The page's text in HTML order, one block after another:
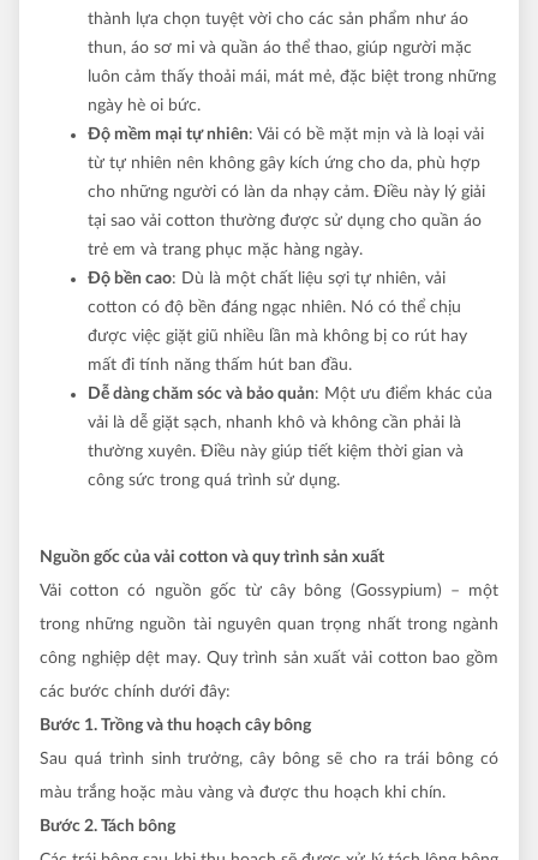
thành lựa chọn tuyệt vời cho các sản phẩm như áo
thun, áo sơ mi và quần áo thể thao, giúp người mặc
luôn cảm thấy thoải mái, mát mẻ, đặc biệt trong những
ngày hè oi bức.
Độ mềm mại tự nhiên: Vải có bề mặt mịn và là loại vải
từ tự nhiên nên không gây kích ứng cho da, phù hợp
cho những người có làn da nhạy cảm. Điều này lý giải
tại sao vải cotton thường được sử dụng cho quần áo
trẻ em và trang phục mặc hàng ngày.
Độ bền cao: Dù là một chất liệu sợi tự nhiên, vải
cotton có độ bền đáng ngạc nhiên. Nó có thể chịu
được việc giặt giũ nhiều lần mà không bị co rút hay
mất đi tính năng thấm hút ban đầu.
Dễ dàng chăm sóc và bảo quản: Một ưu điểm khác của
vải là dễ giặt sạch, nhanh khô và không cần phải là
thường xuyên. Điều này giúp tiết kiệm thời gian và
công sức trong quá trình sử dụng.
Nguồn gốc của vải cotton và quy trình sản xuất
Vải cotton có nguồn gốc từ cây bông (Gossypium) – một
trong những nguồn tài nguyên quan trọng nhất trong ngành
công nghiệp dệt may. Quy trình sản xuất vải cotton bao gồm
các bước chính dưới đây:
Bước 1. Trồng và thu hoạch cây bông
Sau quá trình sinh trưởng, cây bông sẽ cho ra trái bông có
màu trắng hoặc màu vàng và được thu hoạch khi chín.
Bước 2. Tách bông